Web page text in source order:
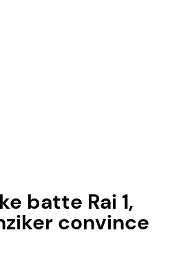
batte Rai 1,
convince